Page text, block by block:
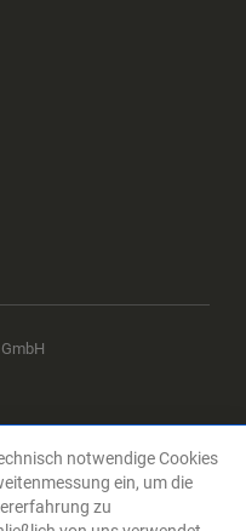
notwendige Cookies
ein, um die
zu